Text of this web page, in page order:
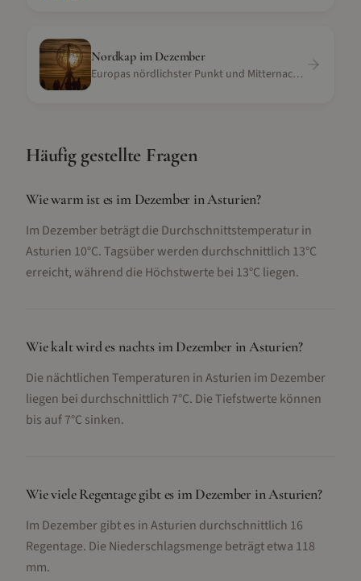
Nordkapim Dezember
Europas nördlichster Punkt und Mitternachtssonne
Häufig gestellte Fragen
Wie warm ist es im Dezember in Asturien?
Im Dezember beträgt die Durchschnittstemperatur in
Asturien 10°C. Tagsüber werden durchschnittlich 13°C
erreicht, während die Höchstwerte bei 13°C liegen.
Wie kalt wird es nachts im Dezember in Asturien?
Die nächtlichen Temperaturen in Asturien im Dezember
liegen bei durchschnittlich 7°C. Die Tiefstwerte können
bis auf 7°C sinken.
Wie viele Regentage gibt es im Dezember in Asturien?
Im Dezember gibt es in Asturien durchschnittlich 16
Regentage. Die Niederschlagsmenge beträgt etwa 118
mm.